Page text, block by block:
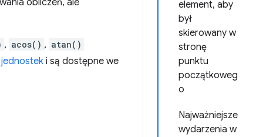
element, aby
był
skierowany w
stronę
punktu
początkoweg
o
Najważniejsze
wydarzenia w
obliczeń, ale
, acos() , atan()
i są dostępne we